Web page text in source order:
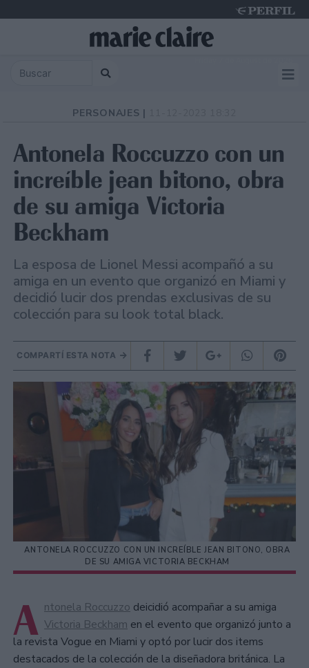
PERSONAJES |
Antonela Roccuzzo con un
increíble jean bitono, obra
de su amiga Victoria
Beckham
La esposa de Lionel Messi acompañó a su
amiga en un evento que organizó en Miami y
decidió lucir dos prendas exclusivas de su
colección para su look total black.
COMPARTÍ ESTA NOTA
ANTONELA ROCCUZZO CON UN INCREÍBLE JEAN BITONO, OBRA
DE SU AMIGA VICTORIA BECKHAM
A ntonela Roccuzzo deicidió acompañar a su amiga
Victoria Beckham en el evento que organizó junto a
la revista Vogue en Miami y optó por lucir dos items
destacados de la colección de la diseñadora británica. La